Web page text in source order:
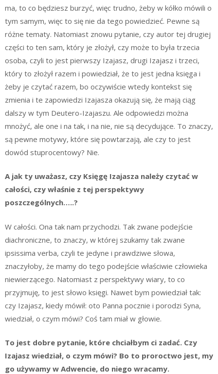
ma, to co będziesz burzyć, więc trudno, żeby w kółko mówili o
tym samym, więc to się nie da tego powiedzieć. Pewne są
różne tematy. Natomiast znowu pytanie, czy autor tej drugiej
części to ten sam, który je złożył, czy może to była trzecia
osoba, czyli to jest pierwszy Izajasz, drugi Izajasz i trzeci,
który to złożył razem i powiedział, że to jest jedna księga i
żeby je czytać razem, bo oczywiście wtedy kontekst się
zmienia i te zapowiedzi Izajasza okazują się, że mają ciąg
dalszy w tym Deutero-Izajaszu. Ale odpowiedzi można
mnożyć, ale one i na tak, i na nie, nie są decydujące. To znaczy,
są pewne motywy, które się powtarzają, ale czy to jest
dowód stuprocentowy? Nie.
A jak ty uważasz, czy Księgę Izajasza należy czytać w
całości, czy właśnie z tej perspektywy
poszczególnych…..?
W całości. Ona tak nam przychodzi. Tak zwane podejście
diachroniczne, to znaczy, w której szukamy tak zwane
ipsissima verba, czyli te jedyne i prawdziwe słowa,
znaczyłoby, że mamy do tego podejście właściwie człowieka
niewierzącego. Natomiast z perspektywy wiary, to co
przyjmuję, to jest słowo księgi. Nawet bym powiedział tak:
czy Izajasz, kiedy mówił: oto Panna pocznie i porodzi Syna,
wiedział, o czym mówi? Coś tam miał w głowie.
To jest dobre pytanie, które chciałbym ci zadać. Czy
Izajasz wiedział, o czym mówi? Bo to proroctwo jest, my
go używamy w Adwencie, do niego wracamy.